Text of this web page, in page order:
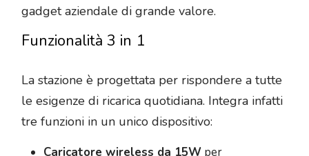
gadget aziendale di grande valore.
Funzionalità 3 in 1
La stazione è progettata per rispondere a tutte
le esigenze di ricarica quotidiana. Integra infatti
tre funzioni in un unico dispositivo:
Caricatore wireless da 15W per